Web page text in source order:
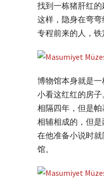
找到一栋猪肝红
这样，隐身在弯
专程前来的人，铁
博物馆本身就是
小看这红红的房
相隔四年，但是
相辅相成的，但
在他准备小说时
馆。